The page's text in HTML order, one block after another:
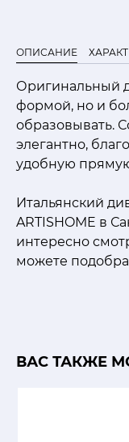
ОПИСАНИЕ
Оригинальный
формой, но и
образовывать.
элегантно,
удобную
Итальянский
ARTISHOME в
интересно
можете
ВАС ТАКЖЕ